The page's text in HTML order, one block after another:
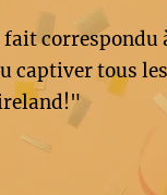
correspondu
captiver tous